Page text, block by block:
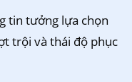
tin tưởng lựa chọn
trội và thái độ phục